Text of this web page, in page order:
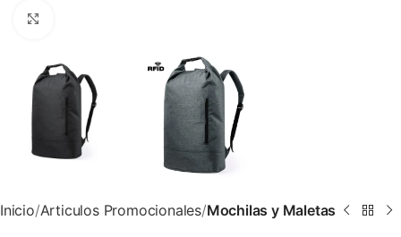
Inicio Articulos Promocionales Mochilas y Maletas